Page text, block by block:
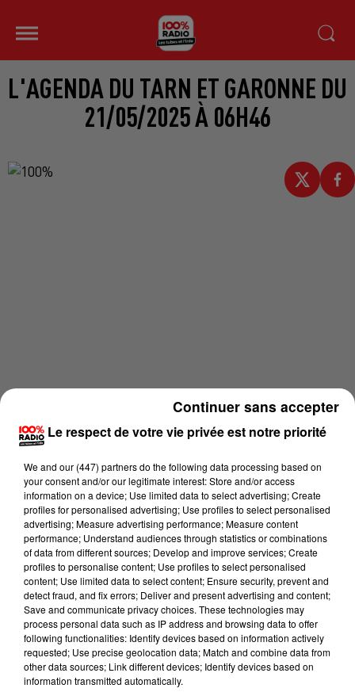
L'AGENDA DU TARN ET GARONNE DU
21/05/2025 À 06H46
Lecture (1 min 14 sec)
100%
Le respect de votre vie privée est notre priorité
We and our (447) partnersdo the following data processing based on
your consent and/or our legitimate interest: Store and/or access
information on a device; Use limited data to select advertising; Create
profiles for personalised advertising; Use profiles to select personalised
advertising; Measure advertising performance; Measure content
performance; Understand audiences through statistics or combinations
of data from different sources; Develop and improve services; Create
profiles to personalise content; Use profiles to select personalised
content; Use limited data to select content; Ensure security, prevent and
detect fraud, and fix errors; Deliver and present advertising and content;
Save and communicate privacy choices. These technologies may
process personal data such as IP address and browsing data to offer
following functionalities: Identify devices based on information actively
requested; Use precise geolocation data; Match and combine data from
other data sources; Link different devices; Identify devices based on
information transmitted automatically.
Continuer sans accepter